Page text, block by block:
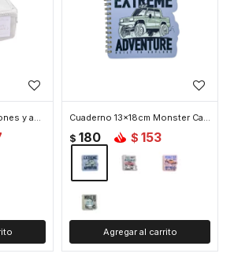
Cartuchera con divisiones y apertura completa - Gris Cuaderno 13x18cm Monster Car - Celeste
$ 180 $ 153